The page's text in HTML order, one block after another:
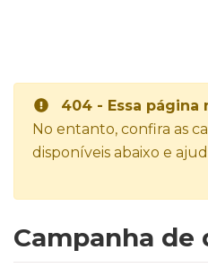
404 - Essa página
No entanto, confira as
disponíveis abaixo e
Campanha de